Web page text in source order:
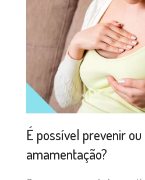
É possível prevenir
amamentação?